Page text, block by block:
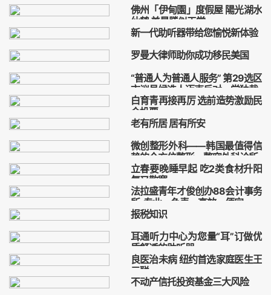
车祸赔偿
意外伤害赔偿
耳通 助聽器
聽力中心
聽力問題
佛州「伊甸園」度假屋 陽光湖水
仙鹤 美景勝似天堂
佛州 度假屋 伊甸園 私人會所
新一代助听器带给您愉悦新体验
耳通 助聽器
聽力中心
聽力問題
罗曼大律师助你成功移民美国
罗曼律师楼 催办令
“普通人为普通人服务” 第29选区
市议员候选人迈克反对一党独裁
2021年普选.纽约市
市议会
共和党
保守党
白育青再接再厉 选前造势激励民
众投票
市议员 白育青
竞选造势大会
老有所居 居有所安
法拉盛之家
养老院
非营利性组织
医疗保健
微创整形外科——韩国最值得信
赖的全方位整形、整容外科诊所
整形外科
车正浩博士
微创整形外科诊所
整形
立春要晚睡早起 吃2类食材升阳
气又散寒
立春
法拉盛青年才俊创办88会计事务
所 专业、负责、高效、便宜
法拉盛
报税知识
2021年报税 W-2
1099
法拉盛报税
耳通听力中心为您量“耳”订做优
质舒适的助听器
助听器
良医治未病 纽约首选家庭医生王
元聪
王元聪健怡中心
不动产信托投资基金三大风险